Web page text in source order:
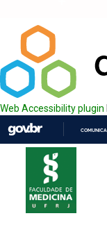
Web Accessibility plugin